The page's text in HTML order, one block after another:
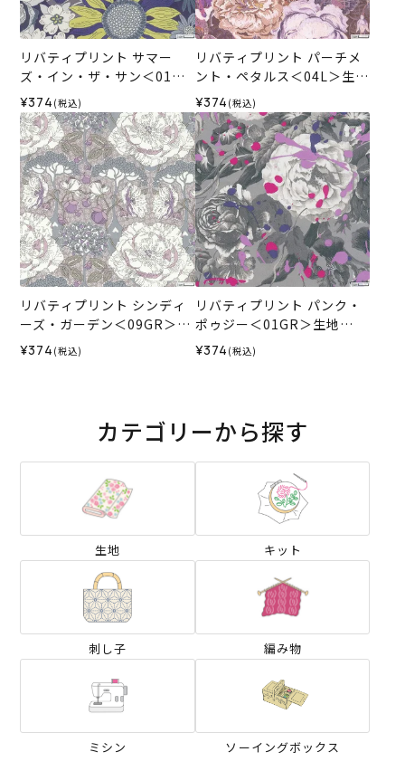
リバティプリント サマー
ズ・イン・ザ・サン＜01N
＞生地 （ホビーラホビーレ
オリジナル）2026ES
¥374 (税込)
リバティプリント パーチメ
ント・ペタルス＜04L＞生地
（ホビーラホビーレオリジ
ナル）2025AW
¥374 (税込)
リバティプリント シンディ
ーズ・ガーデン＜09GR＞生
地 （ホビーラホビーレオリ
ジナル）2026ES
¥374 (税込)
リバティプリント パンク・
ポゥジー＜01GR＞生地
（ホビーラホビーレオリジ
ナル）2026ES
¥374 (税込)
カテゴリーから探す
生地 キット
刺し子 編み物
ミシン ソーイングボックス